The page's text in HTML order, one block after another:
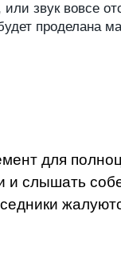
звук вовсе
проделана
для
слышать